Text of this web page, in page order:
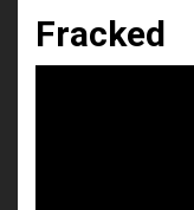
Fracked